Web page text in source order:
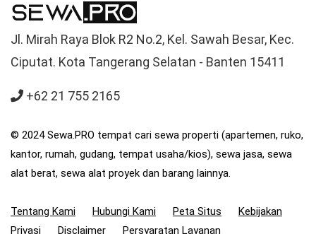
Jl. Mirah Raya Blok R2 No.2, Kel. Sawah Besar, Kec.
Ciputat. Kota Tangerang Selatan - Banten 15411
+62 21 755 2165
© 2024 Sewa.PRO tempat cari sewa properti (apartemen, ruko,
kantor, rumah, gudang, tempat usaha/kios), sewa jasa, sewa
alat berat, sewa alat proyek dan barang lainnya.
Tentang Kami Hubungi Kami Peta Situs
Kebijakan
Privasi
Disclaimer Persyaratan Layanan